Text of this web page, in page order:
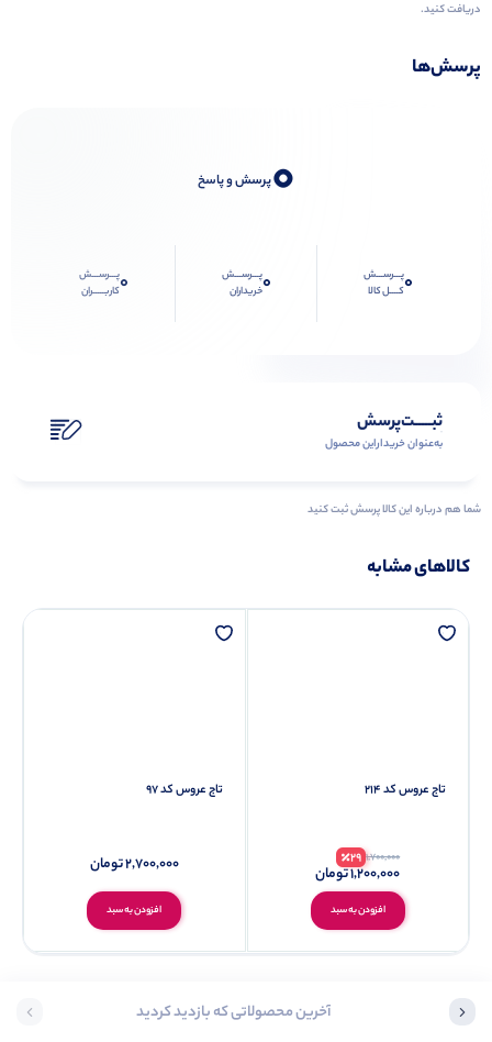
دریافت کنید.
پرسش‌ها
0پرسش و پاسخ
0پـــرســـش
کــــل کالا
0پـــرســـش
خریداران
0پـــرســـش
کاربـــــران
ثبـــــت‌پرسش
به‌عنوان ‌خریدار‌این‌ محصول
شما هم درباره این کالا پرسش ثبت کنید
کالاهای مشابه
تاج عروس کد 214
افزودن به سبد
1,700,000
29
1,200,000تومان
تاج عروس کد 97
افزودن به سبد
2,700,000تومان
آخرین محصولاتی که بازدید کردید